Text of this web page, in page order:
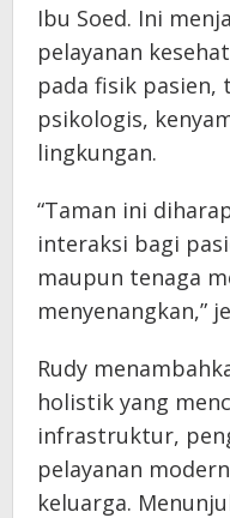
Ibu Soed. Ini
pelayanan
pada fisik pasien,
psikologis,
lingkungan.
“Taman ini
interaksi bagi
maupun tenaga
menyenangkan,”
Rudy
holistik yang
infrastruktur,
pelayanan
keluarga.